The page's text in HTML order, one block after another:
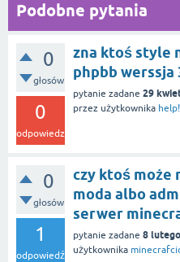
Podobne pytania
0
głosów
0
odpowiedzi
zna ktoś style
phpbb werssja
pytanie zadane 29
przez użytkownika
0
głosów
1
odpowiedź
czy ktoś może
moda albo
serwer
pytanie zadane 8
użytkownika